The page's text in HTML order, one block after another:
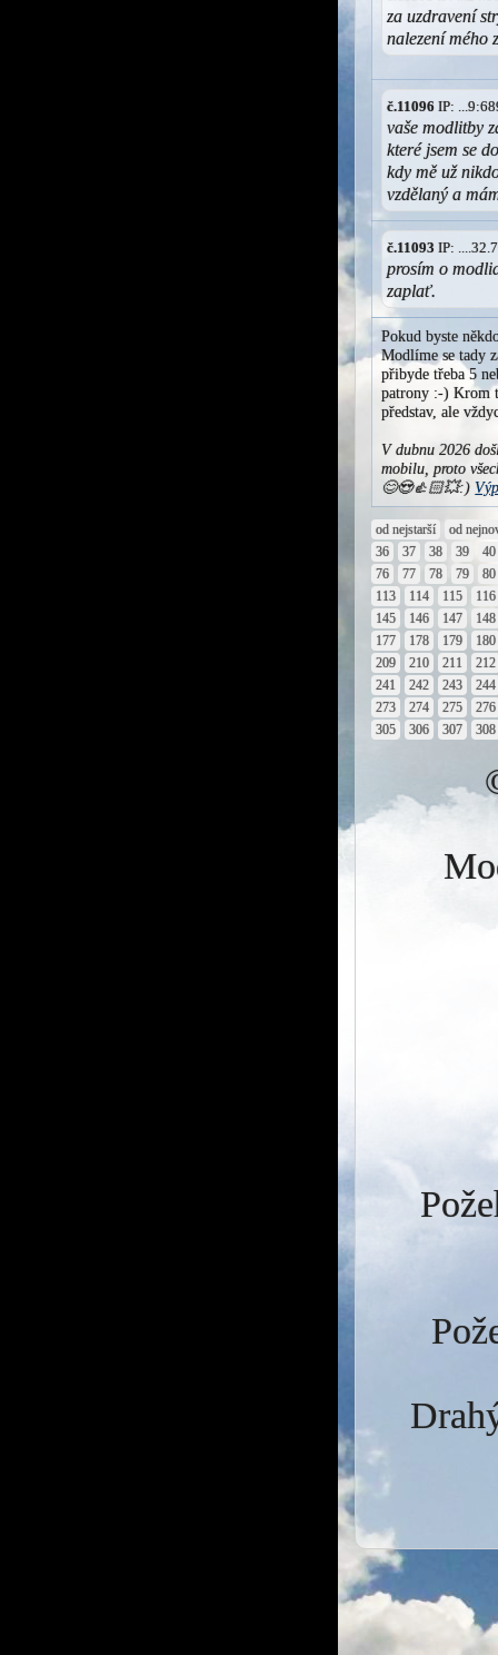
za uzdravení
nalezení mého
č.11096 IP:
vaše modlitby
které jsem se
kdy mě už
vzdělaný a
č.11093 IP:
prosím o
zaplať.
Pokud byste
Modlíme se tady
přibyde třeba 5
patrony :-) Krom
představ, ale
V dubnu 2026
mobilu, proto
😊😍👍🏻💥:)
od nejstarší
od
36
37 38 39
40
76
77 78 79
80
113
114 115
116
145
146 147
148
177
178 179
180
209
210 211
212
241
242 243
244
273
274 275
276
305
306 307 308